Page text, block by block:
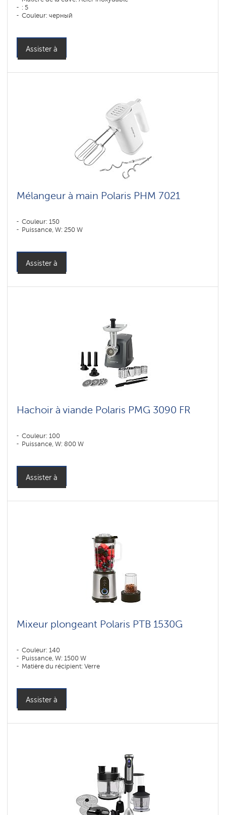
: 5
Couleur: черный
Assister à
Mélangeur à main Polaris PHM 7021
Couleur: 150
Puissance, W: 250 W
Assister à
Hachoir à viande Polaris PMG 3090 FR
Couleur: 100
Puissance, W: 800 W
Assister à
Mixeur plongeant Polaris PTB 1530G
Couleur: 140
Puissance, W: 1500 W
Matière du récipient: Verre
Assister à